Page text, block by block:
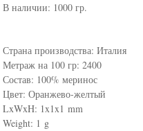
В наличии: 1000 гр.
Страна производства: Италия
Метраж на 100 гр: 2400
Состав: 100% меринос
Цвет: Оранжево-желтый
LxWxH: 1x1x1 mm
Weight: 1 g